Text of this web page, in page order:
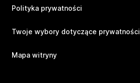
Polityka prywatności
Twoje wybory dotyczące prywatności
Mapa witryny